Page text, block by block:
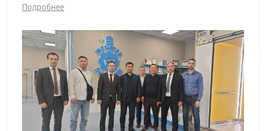
Подробнее